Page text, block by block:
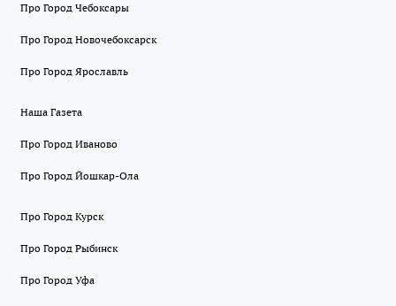
Про Город Чебоксары
Про Город Новочебоксарск
Про Город Ярославль
Наша Газета
Про Город Иваново
Про Город Йошкар-Ола
Про Город Курск
Про Город Рыбинск
Про Город Уфа